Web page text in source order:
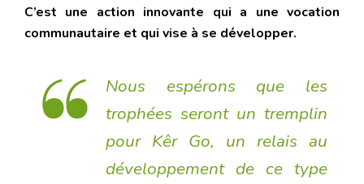
C’est une action innovante qui a une vocation
communautaire et qui vise à se développer.
Nous espérons que les
trophées seront un tremplin
pour Kêr Go, un relais au
développement de ce type